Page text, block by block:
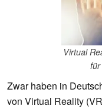
Virtual
für
Zwar haben in
von Virtual Reality